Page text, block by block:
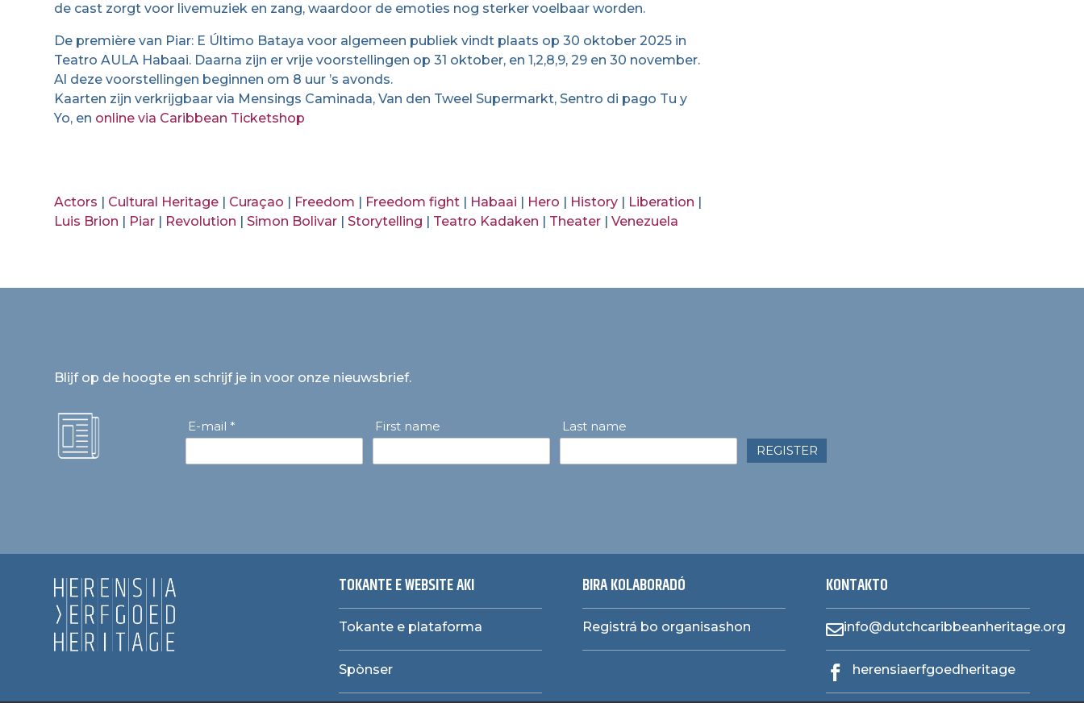
de cast zorgt voor livemuziek en zang, waardoor de emoties nog sterker voelbaar worden.
De première van Piar: E Último Bataya voor algemeen publiek vindt plaats op 30 oktober 2025 in
Teatro AULA Habaai. Daarna zijn er vrije voorstellingen op 31 oktober, en 1,2,8,9, 29 en 30 november.
Al deze voorstellingen beginnen om 8 uur ’s avonds.
Kaarten zijn verkrijgbaar via Mensings Caminada, Van den Tweel Supermarkt, Sentro di pago Tu y
Yo, en online via Caribbean Ticketshop
Actors Cultural Heritage Curaçao Freedom Freedom fight Habaai Hero History Liberation
Luis Brion
Piar Revolution Simon Bolivar Storytelling Teatro Kadaken Theater |Venezuela
Blijf op de hoogte en schrijf je in voor onze nieuwsbrief.
E-mail * First name
Last name
REGISTER
TOKANTE E WEBSITE AKI
Tokante e plataforma
Spònser
BIRA KOLABORADÓ
Registrá bo organisashon
KONTAKTO
info@dutchcaribbeanheritage.org
 herensiaerfgoedheritage